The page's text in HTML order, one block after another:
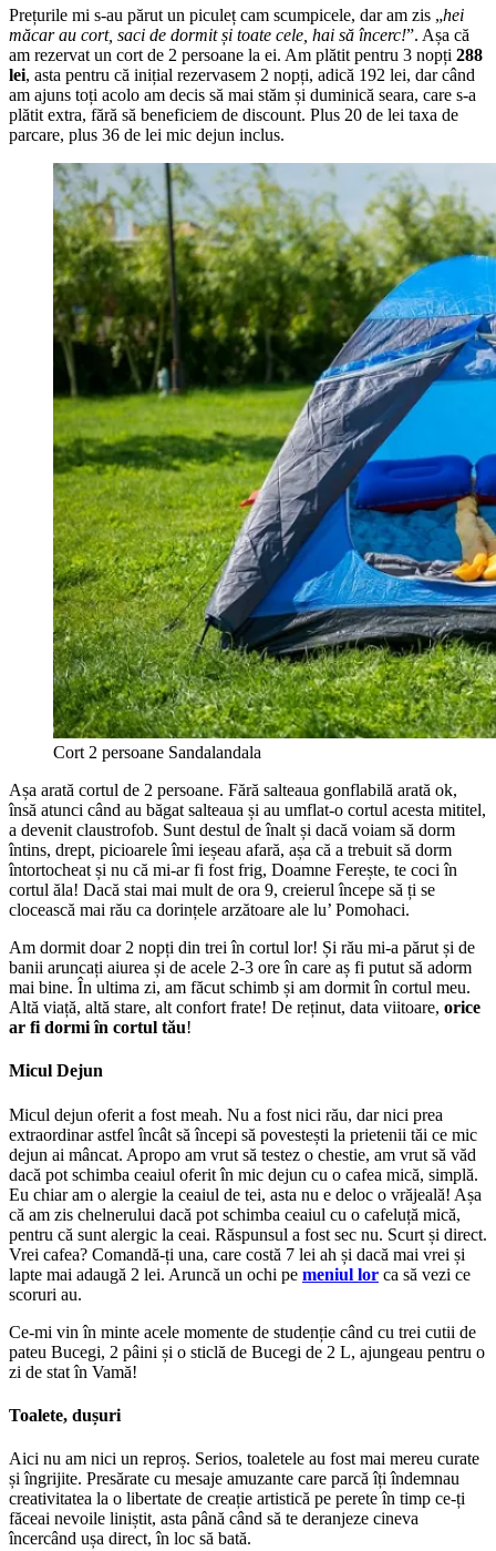
Prețurile mi s-au părut un piculeț cam scumpicele, dar am zis „hei
măcar au cort, saci de dormit și toate cele, hai să încerc!”. Așa că
am rezervat un cort de 2 persoane la ei. Am plătit pentru 3 nopți 288
lei, asta pentru că inițial rezervasem 2 nopți, adică 192 lei, dar când
am ajuns toți acolo am decis să mai stăm și duminică seara, care s-a
plătit extra, fără să beneficiem de discount. Plus 20 de lei taxa de
parcare, plus 36 de lei mic dejun inclus.
Cort 2 persoane Sandalandala
Așa arată cortul de 2 persoane. Fără salteaua gonflabilă arată ok,
însă atunci când au băgat salteaua și au umflat-o cortul acesta mititel,
a devenit claustrofob. Sunt destul de înalt și dacă voiam să dorm
întins, drept, picioarele îmi ieșeau afară, așa că a trebuit să dorm
întortocheat și nu că mi-ar fi fost frig, Doamne Ferește, te coci în
cortul ăla! Dacă stai mai mult de ora 9, creierul începe să ți se
clocească mai rău ca dorințele arzătoare ale lu’ Pomohaci.
Am dormit doar 2 nopți din trei în cortul lor! Și rău mi-a părut și de
banii aruncați aiurea și de acele 2-3 ore în care aș fi putut să adorm
mai bine. În ultima zi, am făcut schimb și am dormit în cortul meu.
Altă viață, altă stare, alt confort frate! De reținut, data viitoare, orice
ar fi dormi în cortul tău!
Micul Dejun
Micul dejun oferit a fost meah. Nu a fost nici rău, dar nici prea
extraordinar astfel încât să începi să povestești la prietenii tăi ce mic
dejun ai mâncat. Apropo am vrut să testez o chestie, am vrut să văd
dacă pot schimba ceaiul oferit în mic dejun cu o cafea mică, simplă.
Eu chiar am o alergie la ceaiul de tei, asta nu e deloc o vrăjeală! Așa
că am zis chelnerului dacă pot schimba ceaiul cu o cafeluță mică,
pentru că sunt alergic la ceai. Răspunsul a fost sec nu. Scurt și direct.
Vrei cafea? Comandă-ți una, care costă 7 lei ah și dacă mai vrei și
lapte mai adaugă 2 lei. Aruncă un ochi pe meniul lor ca să vezi ce
scoruri au.
Ce-mi vin în minte acele momente de studenție când cu trei cutii de
pateu Bucegi, 2 pâini și o sticlă de Bucegi de 2 L, ajungeau pentru o
zi de stat în Vamă!
Toalete, dușuri
Aici nu am nici un reproș. Serios, toaletele au fost mai mereu curate
și îngrijite. Presărate cu mesaje amuzante care parcă îți îndemnau
creativitatea la o libertate de creație artistică pe perete în timp ce-ți
făceai nevoile liniștit, asta până când să te deranjeze cineva
încercând ușa direct, în loc să bată.